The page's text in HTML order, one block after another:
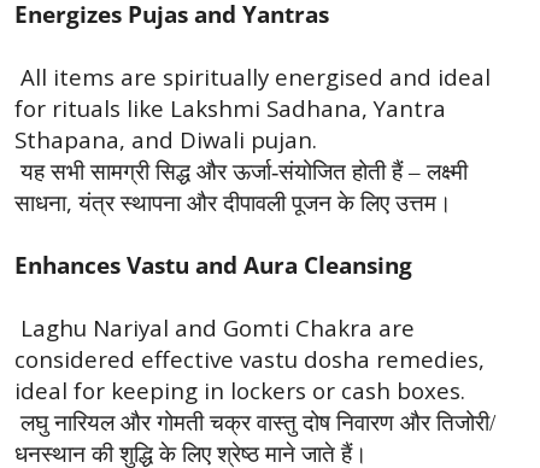
Energizes Pujas and Yantras
All items are spiritually energised and ideal
for rituals like Lakshmi Sadhana, Yantra
Sthapana, and Diwali pujan.
यह सभी सामग्री सिद्ध और ऊर्जा-संयोजित होती हैं – लक्ष्मी
साधना,यंत्र स्थापना और दीपावली पूजन के लिए उत्तम।
Enhances Vastu and Aura Cleansing
Laghu Nariyal and Gomti Chakra are
considered effective vastu dosha remedies,
ideal for keeping in lockers or cash boxes.
लघु नारियल और गोमती चक्र वास्तु दोष निवारण और तिजोरी/
धनस्थान की शुद्धि के लिए श्रेष्ठ माने जाते हैं।